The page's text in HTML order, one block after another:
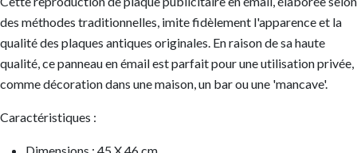
des méthodes traditionnelles, imite fidèlement l'apparence et la
qualité des plaques antiques originales. En raison de sa haute
qualité, ce panneau en émail est parfait pour une utilisation privée,
comme décoration dans une maison, un bar ou une 'mancave'.
Caractéristiques :